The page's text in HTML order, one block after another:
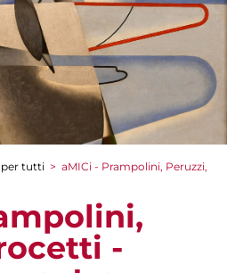
tutti > aMICi - Prampolini, Peruzzi,
-